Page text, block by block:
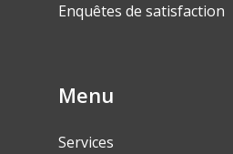
Enquêtes de satisfaction
Menu
Services